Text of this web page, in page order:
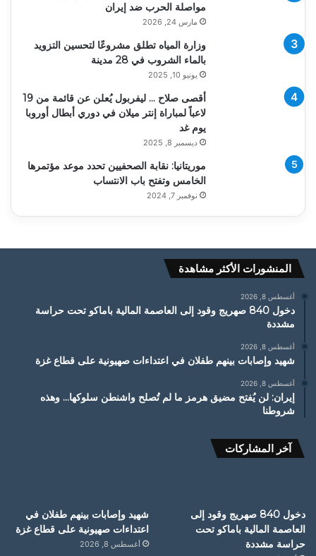
مواصلة الحرب ضد إيران
مارس 24, 2026
وزارة المياه تطلق مشروعًا لتحسين التزويد
بالماء الشروب في 28 مدينة
يونيو 10, 2025
أقصى صلاح … ليفربول يُعلن عن قائمة من 19
لاعباً لمباراة إنتر ميلان في دوري أبطال أوروبا
يوم غد
ديسمبر 8, 2025
موريتانيا: نقابة الصحفيين تحدد موعد مؤتمرها
الخامس وتفتح باب الانتساب
نوفمبر 7, 2024
المنشورات الأكثر مشاهدة
أغسطس 8, 2026
دخول 840 صهريج وقود إلى العاصمة المالية باماكو تحت حراسة
مشددة
أغسطس 8, 2026
شهيد وإصابات بينهم طفلان في اعتداءات صهيونية على قطاع غزة
أغسطس 8, 2026
إيران: لن يُفتح مضيق هرمز ما لم تُصلح واشنطن سلوكها… وهذه
شروطنا
آخر المشاركات
دخول 840 صهريج وقود إلى
العاصمة المالية باماكو تحت
حراسة مشددة
شهيد وإصابات بينهم طفلان في
اعتداءات صهيونية على قطاع غزة
أغسطس 8, 2026